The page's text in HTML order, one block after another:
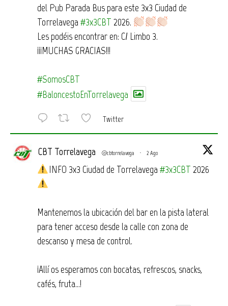
del Pub Parada Bus para este 3x3 Ciudad de
Torrelavega #3x3CBT 2026.
Les podéis encontrar en: C/ Limbo 3.
¡¡¡MUCHAS GRACIAS!!!
#SomosCBT
#BaloncestoEnTorrelavega
Twitter
CBT Torrelavega @cbtorrelavega · 2 Ago
INFO 3x3 Ciudad de Torrelavega #3x3CBT 2026
Mantenemos la ubicación del bar en la pista lateral
para tener acceso desde la calle con zona de
descanso y mesa de control.
¡Allí os esperamos con bocatas, refrescos, snacks,
cafés, fruta…!